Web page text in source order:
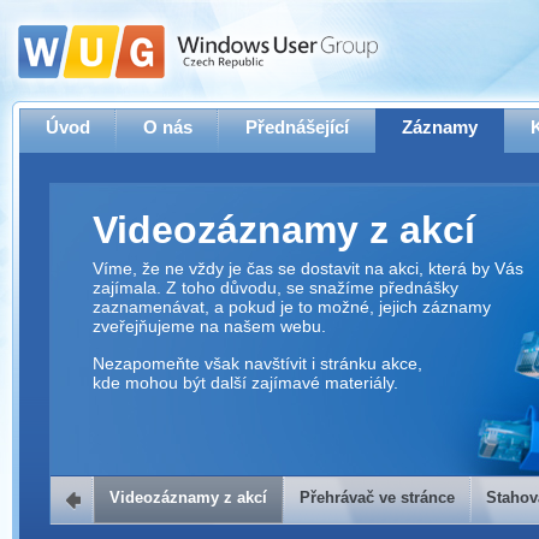
Úvod O nás Přednášející Záznamy
Videozáznamy z akcí
Víme, že ne vždy je čas se dostavit na akci, která by Vás
zajímala. Z toho důvodu, se snažíme přednášky
zaznamenávat, a pokud je to možné, jejich záznamy
zveřejňujeme na našem webu.
Nezapomeňte však navštívit i stránku akce,
kde mohou být další zajímavé materiály.
Přehrávač ve stránce
Videozáznamy z akcí Přehrávač ve stránce